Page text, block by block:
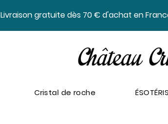
​Livraison gratuite dès 70 € d'achat en
Cristal de roche